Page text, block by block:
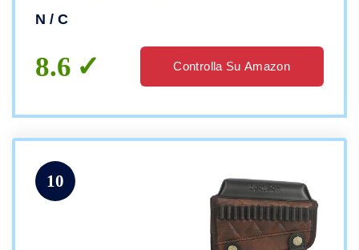
girevole a 360 gradi con chiodo per
N / C
8.6 Controlla Su Amazon
10